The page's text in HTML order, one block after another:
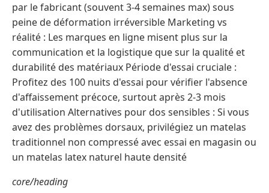
par le fabricant (souvent 3-4 semaines max) sous
peine de déformation irréversible Marketing vs
réalité : Les marques en ligne misent plus sur la
communication et la logistique que sur la qualité et
durabilité des matériaux Période d'essai cruciale :
Profitez des 100 nuits d'essai pour vérifier l'absence
d'affaissement précoce, surtout après 2-3 mois
d'utilisation Alternatives pour dos sensibles : Si vous
avez des problèmes dorsaux, privilégiez un matelas
traditionnel non compressé avec essai en magasin ou
un matelas latex naturel haute densité
core/heading